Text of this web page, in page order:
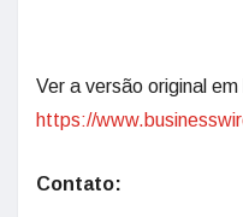
Ver a versão original
https://
Contato: